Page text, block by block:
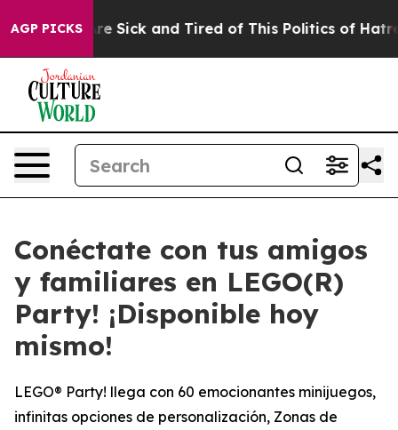
AGP PICKSAre Sick and Tired of This Politics of Hatred”
Conéctate con tus amigos
y familiares en LEGO(R)
Party! ¡Disponible hoy
mismo!
LEGO® Party! llega con 60 emocionantes minijuegos,
infinitas opciones de personalización, Zonas de